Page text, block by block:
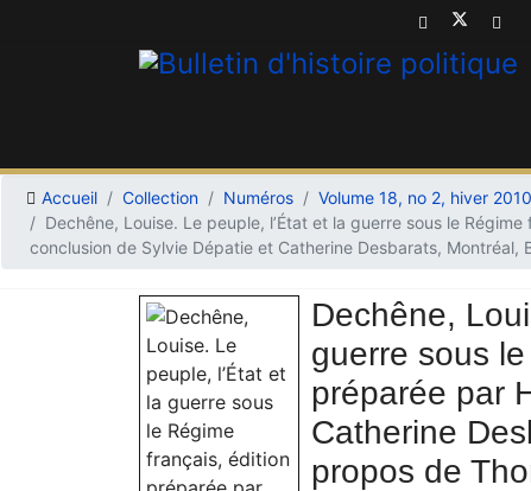
Accueil Collection Numéros
Volume 18, no 2, hiver 2010
Dechêne, Louise. Le peuple, l’État et la guerre sous le
conclusion de Sylvie Dépatie et Catherine Desbarats, Montréal,
Dechêne,
guerre sous
préparée par
Catherine
propos de